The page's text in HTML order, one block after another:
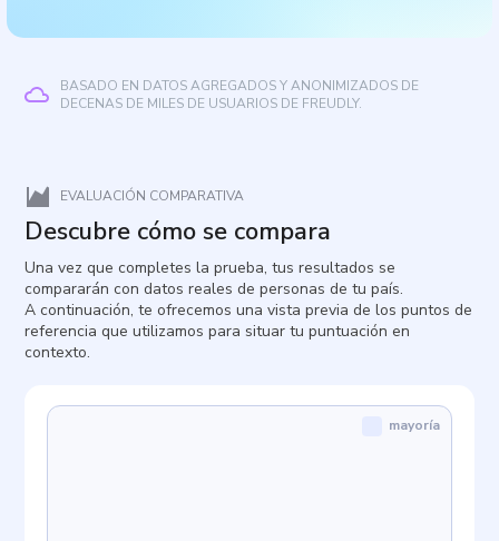
BASADO EN DATOS AGREGADOS Y ANONIMIZADOS DE
DECENAS DE MILES DE USUARIOS DE FREUDLY.
EVALUACIÓN COMPARATIVA
Descubre cómo se compara
Una vez que completes la prueba, tus resultados se
compararán con datos reales de personas de tu país.
A continuación, te ofrecemos una vista previa de los puntos de
referencia que utilizamos para situar tu puntuación en
contexto.
mayoría